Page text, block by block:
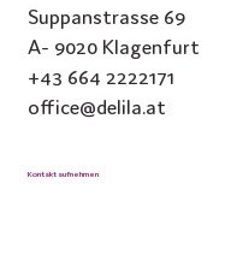
Suppanstrasse 69
A- 9020 Klagenfurt
+43 664 2222171
office@delila.at
Kontakt aufnehmen